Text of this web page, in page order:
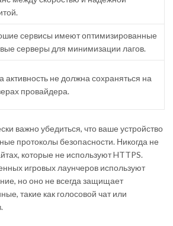
сервисы имеют оптимизированные
серверы для минимизации лагов.
активность не должна сохраняться на
провайдера.
важно убедиться, что ваше устройство
протоколы безопасности. Никогда не
которые не используют HTTPS.
игровых лаунчеров используют
но оно не всегда защищает
такие как голосовой чат или